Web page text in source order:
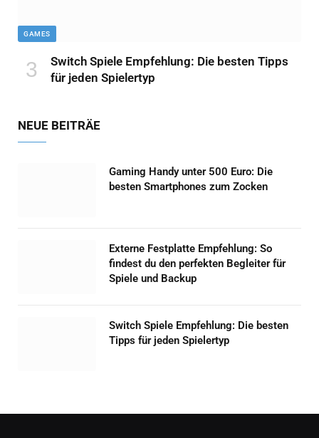
GAMES
Switch Spiele Empfehlung: Die besten Tipps
für jeden Spielertyp
NEUE BEITRÄE
Gaming Handy unter 500 Euro: Die
besten Smartphones zum Zocken
Externe Festplatte Empfehlung: So
findest du den perfekten Begleiter für
Spiele und Backup
Switch Spiele Empfehlung: Die besten
Tipps für jeden Spielertyp